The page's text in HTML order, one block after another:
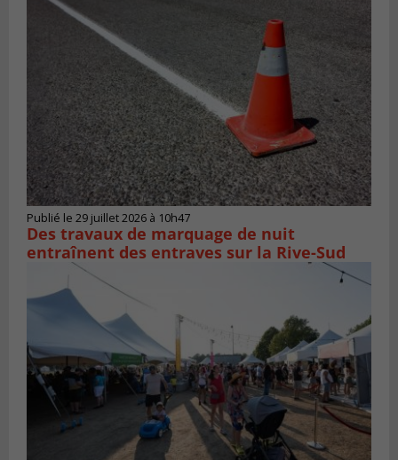
Publié le 29 juillet 2026 à 10h47
Des travaux de marquage de nuit
entraînent des entraves sur la Rive-Sud